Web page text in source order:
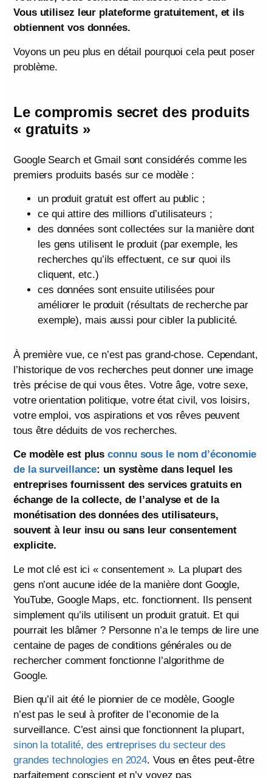
Vous utilisez leur plateforme gratuitement, et ils
obtiennent vos données.
Voyons un peu plus en détail pourquoi cela peut poser
problème.
Le compromis secret des produits
« gratuits »
Google Search et Gmail sont considérés comme les
premiers produits basés sur ce modèle :
un produit gratuit est offert au public ;
ce qui attire des millions d’utilisateurs ;
des données sont collectées sur la manière dont
les gens utilisent le produit (par exemple, les
recherches qu’ils effectuent, ce sur quoi ils
cliquent, etc.)
ces données sont ensuite utilisées pour
améliorer le produit (résultats de recherche par
exemple), mais aussi pour cibler la publicité.
À première vue, ce n’est pas grand-chose. Cependant,
l’historique de vos recherches peut donner une image
très précise de qui vous êtes. Votre âge, votre sexe,
votre orientation politique, votre état civil, vos loisirs,
votre emploi, vos aspirations et vos rêves peuvent
tous être déduits de vos recherches.
Ce modèle est plusconnu sous le nom d’économie
de la surveillance: un système dans lequel les
entreprises fournissent des services gratuits en
échange de la collecte, de l’analyse et de la
monétisation des données des utilisateurs,
souvent à leur insu ou sans leur consentement
explicite.
Le mot clé est ici « consentement ». La plupart des
gens n’ont aucune idée de la manière dont Google,
YouTube, Google Maps, etc. fonctionnent. Ils pensent
simplement qu’ils utilisent un produit gratuit. Et qui
pourrait les blâmer ? Personne n’a le temps de lire une
centaine de pages de conditions générales ou de
rechercher comment fonctionne l’algorithme de
Google.
Bien qu’il ait été le pionnier de ce modèle, Google
n’est pas le seul à profiter de l’economie de la
surveillance. C’est ainsi que fonctionnent la plupart,
sinon la totalité, des entreprises du secteur des
grandes technologies en 2024. Vous en êtes peut-être
parfaitement conscient et n’y voyez pas